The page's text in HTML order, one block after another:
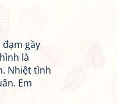
gầy
là
Nhiệt tình
Em